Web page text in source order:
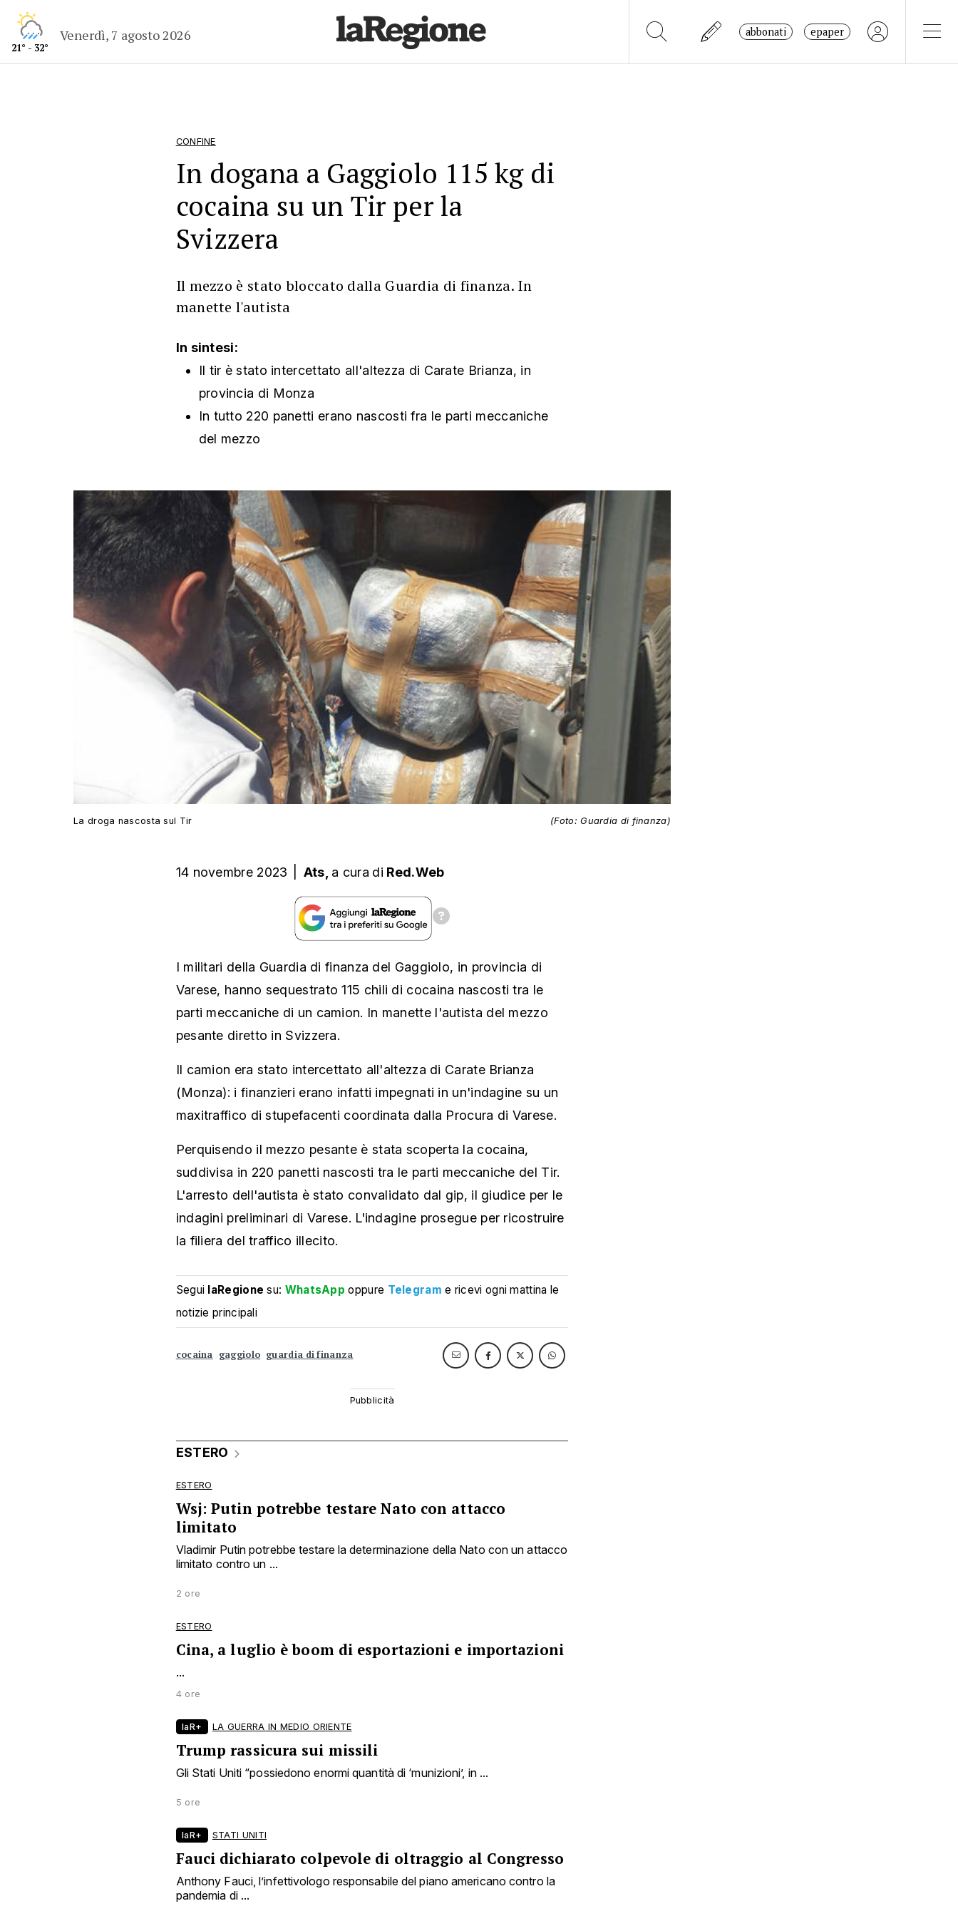
21° - 32°
Venerdì, 7 agosto 2026 abbonati epaper
CONFINE
In dogana a Gaggiolo 115 kg di
cocaina su un Tir per la
Svizzera
Il mezzo è stato bloccato dalla Guardia di finanza. In
manette l'autista
In sintesi:
Il tir è stato intercettato all'altezza di Carate Brianza, in
provincia di Monza
In tutto 220 panetti erano nascosti fra le parti meccaniche
del mezzo
La droga nascosta sul Tir (Foto: Guardia di finanza)
14 novembre 2023 Ats, a cura di Red.Web
I militari della Guardia di finanza del Gaggiolo, in provincia di
Varese, hanno sequestrato 115 chili di cocaina nascosti tra le
parti meccaniche di un camion. In manette l'autista del mezzo
pesante diretto in Svizzera.
Il camion era stato intercettato all'altezza di Carate Brianza
(Monza): i finanzieri erano infatti impegnati in un'indagine su un
maxitraffico di stupefacenti coordinata dalla Procura di Varese.
Perquisendo il mezzo pesante è stata scoperta la cocaina,
suddivisa in 220 panetti nascosti tra le parti meccaniche del Tir.
L'arresto dell'autista è stato convalidato dal gip, il giudice per le
indagini preliminari di Varese. L'indagine prosegue per ricostruire
la filiera del traffico illecito.
Segui laRegione su: WhatsApp oppure Telegram e ricevi ogni mattina le
notizie principali
cocaina gaggiolo guardia di finanza
ESTERO
ESTERO
Wsj: Putin potrebbe testare Nato con attacco
limitato
Vladimir Putin potrebbe testare la determinazione della Nato con un attacco
limitato contro un ...
2 ore
ESTERO
Cina, a luglio è boom di esportazioni e importazioni
...
4 ore
laR+ LA GUERRA IN MEDIO ORIENTE
Trump rassicura sui missili
Gli Stati Uniti “possiedono enormi quantità di ‘munizioni’, in ...
5 ore
laR+ STATI UNITI
Fauci dichiarato colpevole di oltraggio al Congresso
Anthony Fauci, l’infettivologo responsabile del piano americano contro la
pandemia di ...